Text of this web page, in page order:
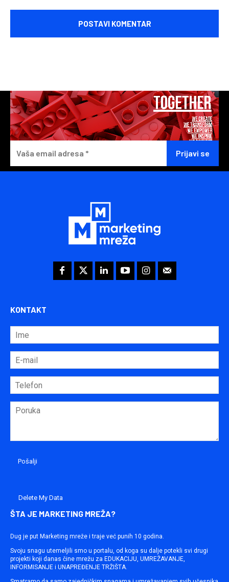
KONTAKT
Delete My Data
ŠTA JE MARKETING MREŽA?
Dug je put Marketing mreže i traje već punih 10 godina.
Svoju snagu utemeljili smo u portalu, od koga su dalje potekli svi drugi
projekti koji danas čine mrežu za EDUKACIJU, UMREŽAVANJE,
INFORMISANJE i UNAPREĐENJE TRŽIŠTA.